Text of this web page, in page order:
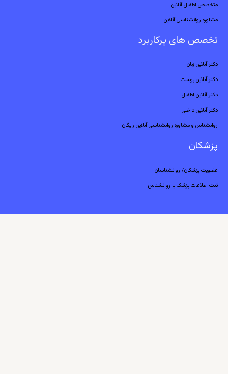
متخصص اطفال آنلاین
مشاوره روانشناسی آنلاین
تخصص های پرکاربرد
دکتر آنلاین زنان
دکتر آنلاین پوست
دکتر آنلاین اطفال
دکتر آنلاین داخلی
روانشناس و مشاوره روانشناسی آنلاین رایگان
پزشکان
عضویت پزشکان/ روانشناسان
ثبت اطلاعات پزشک یا روانشناس